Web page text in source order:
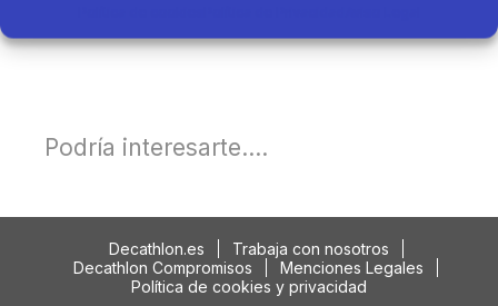
Podría interesarte....
Decathlon.es
Trabaja con nosotros
Decathlon Compromisos
Menciones Legales
Política de cookies y privacidad